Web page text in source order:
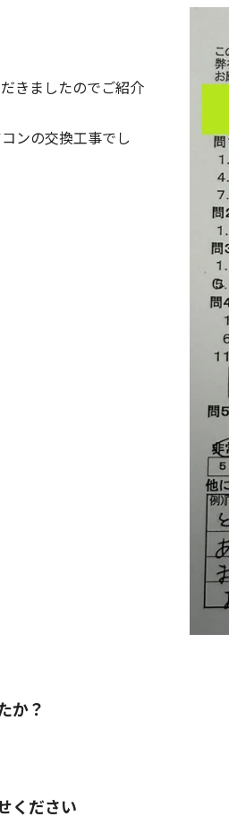
きましたのでご紹介
ンの交換工事でし
か？
ください